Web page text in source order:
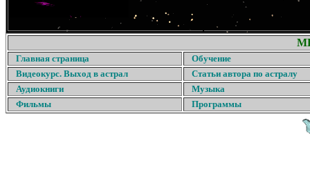
Главная страница
Обучение
Видеокурс. Выход в астрал
Статьи автора по астралу
Аудиокниги
Музыка
Фильмы
Программы